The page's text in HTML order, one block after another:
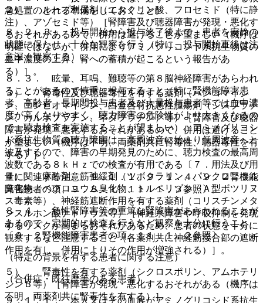
２）． ループ利尿剤（エタクリン酸、フロセミド（特に静
注）、アゾセミド等）［腎障害及び聴器障害が発現・悪化す
るおそれがあるので、併用は避けることが望ましい（機序は
明確ではないが、併用によりアミノグリコシド系抗生物質の
血中濃度の上昇、腎への蓄積が起こるという報告があ
る）］。
３）． 腎毒性及び聴器毒性を有する薬剤（バンコマイシ
ン、エンビオマイシン、白金含有抗悪性腫瘍剤（シスプラチ
ン、カルボプラチン、ネダプラチン）等）［腎障害及び聴器
障害が発現・悪化するおそれがあるので、併用は避けること
が望ましい（機序は不明、両薬剤共に腎毒性、聴器毒性を有
する）］。
４）． 麻酔剤、筋弛緩剤（ツボクラリン、パンクロニウム
臭化物、ベクロニウム臭化物、トルペリゾン、Ａ型ボツリヌ
ス毒素等）、神経筋遮断作用を有する薬剤（コリスチンメタ
ンスルホン酸ナトリウム等）［神経系障害や呼吸抑制を発現
するリスクが高まるおそれがあるため、患者の状態を十分に
観察するなど注意すること（各薬剤共に神経筋接合部の遮断
作用を有し、併用によりその作用が増強される）］。
５）． 腎毒性を有する薬剤（シクロスポリン、アムホテリ
シンＢ等）［腎障害が発現・悪化するおそれがある（機序は
不明、両薬剤共に腎毒性を有する）］。
急処置のとれる準備をしておくこと。
８．２．３． 投与開始から投与終了後まで、患者を安静の
状態に保たせ、十分な観察を行う（特に、投与開始直後は注
意深く観察する）。
８．３． 眩暈、耳鳴、難聴等の第８脳神経障害があらわれ
ることがあるので慎重に投与すること（特に腎機能障害患
者、高齢者、長期間投与患者及び大量投与患者等では血中濃
度が高くなりやすく、聴力障害の危険性がより大きくなるの
で、聴力検査を実施することが望ましい）、アミノグリコシ
ド系抗生物質の聴力障害は、高周波音に始まり低周波音へと
波及するので、障害の早期発見のために、聴力検査の最高周
波数である８ｋＨｚでの検査が有用である〔７．用法及び用
量に関連する注意、９．１．１、９．１．４、９．２腎機能
障害患者の項、９．８．１、１１．１．３参照〕。
８．４． 急性腎障害等の重篤な腎障害があらわれることが
あるので、定期的に検査を行うなど観察を十分に行うこと
〔９．２腎機能障害患者の項、１１．１．２参照〕。
（特定の背景を有する患者に関する注意）
（合併症・既往歴等のある患者）
９．１．１． 本人又はその血族がアミノグリコシド系抗生